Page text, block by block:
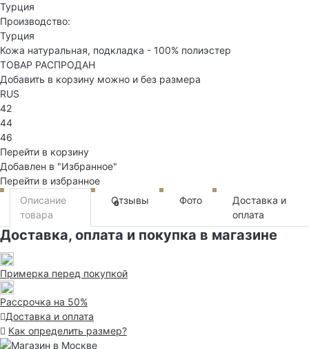
Турция
Производство:
Турция
Кожа натуральная, подкладка - 100% полиэстер
ТОВАР РАСПРОДАН
Добавить в корзину можно и без размера
RUS
42
44
46
Перейти в корзину
Добавлен в "Избранное"
Перейти в избранное
Описание
товара
Отзывы
0 Фото
Доставка и
оплата
Доставка, оплата и покупка в магазине
Примерка перед покупкой
Рассрочка на 50%
Доставка и оплата
Как определить размер?